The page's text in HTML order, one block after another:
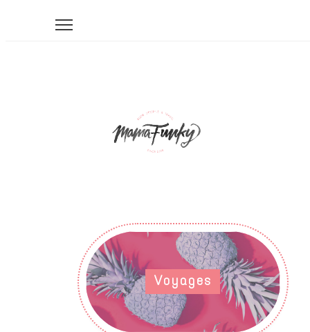
Voyages